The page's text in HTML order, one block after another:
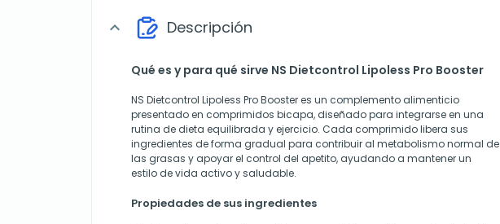
expand_more Descripción
Qué es y para qué sirve NS Dietcontrol Lipoless Pro Booster
NS Dietcontrol Lipoless Pro Booster es un complemento alimenticio
presentado en comprimidos bicapa, diseñado para integrarse en una
rutina de dieta equilibrada y ejercicio. Cada comprimido libera sus
ingredientes de forma gradual para contribuir al metabolismo normal de
las grasas y apoyar el control del apetito, ayudando a mantener un
estilo de vida activo y saludable.
Propiedades de sus ingredientes